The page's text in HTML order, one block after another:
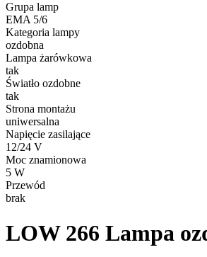
Grupa lamp
EMA 5/6
Kategoria lampy
ozdobna
Lampa żarówkowa
tak
Światło ozdobne
tak
Strona montażu
uniwersalna
Napięcie zasilające
12/24 V
Moc znamionowa
5 W
Przewód
brak
LOW 266 Lampa